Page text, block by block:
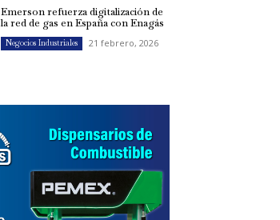
Emerson refuerza digitalización de
la red de gas en España con Enagás
Negocios Industriales 21 febrero, 2026